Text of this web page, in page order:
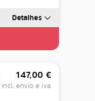
Detalhes
147,00 €
incl. envio e iva